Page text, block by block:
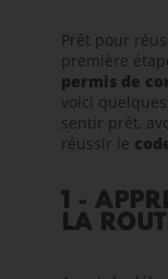
Prêt pour
première
permis de
voici
sentir prêt,
réussir le
1 -
LA